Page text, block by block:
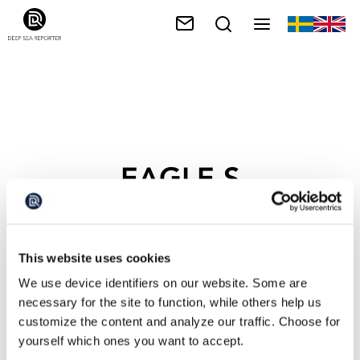
This website uses cookies
We use device identifiers on our website. Some are
necessary for the site to function, while others help us
customize the content and analyze our traffic. Choose for
yourself which ones you want to accept.
EAGLE S